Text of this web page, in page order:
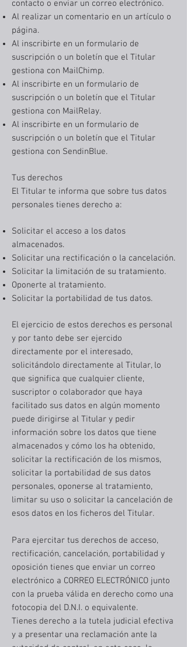
contacto o enviar un correo electrónico.
Al realizar un comentario en un artículo o
página.
Al inscribirte en un formulario de
suscripción o un boletín que el Titular
gestiona con MailChimp.
Al inscribirte en un formulario de
suscripción o un boletín que el Titular
gestiona con MailRelay.
Al inscribirte en un formulario de
suscripción o un boletín que el Titular
gestiona con SendinBlue.
Tus derechos
El Titular te informa que sobre tus datos
personales tienes derecho a:
Solicitar el acceso a los datos
almacenados.
Solicitar una rectificación o la cancelación.
Solicitar la limitación de su tratamiento.
Oponerte al tratamiento.
Solicitar la portabilidad de tus datos.
El ejercicio de estos derechos es personal
y por tanto debe ser ejercido
directamente por el interesado,
solicitándolo directamente al Titular, lo
que significa que cualquier cliente,
suscriptor o colaborador que haya
facilitado sus datos en algún momento
puede dirigirse al Titular y pedir
información sobre los datos que tiene
almacenados y cómo los ha obtenido,
solicitar la rectificación de los mismos,
solicitar la portabilidad de sus datos
personales, oponerse al tratamiento,
limitar su uso o solicitar la cancelación de
esos datos en los ficheros del Titular.
Para ejercitar tus derechos de acceso,
rectificación, cancelación, portabilidad y
oposición tienes que enviar un correo
electrónico a CORREO ELECTRÓNICO junto
con la prueba válida en derecho como una
fotocopia del D.N.I. o equivalente.
Tienes derecho a la tutela judicial efectiva
y a presentar una reclamación ante la